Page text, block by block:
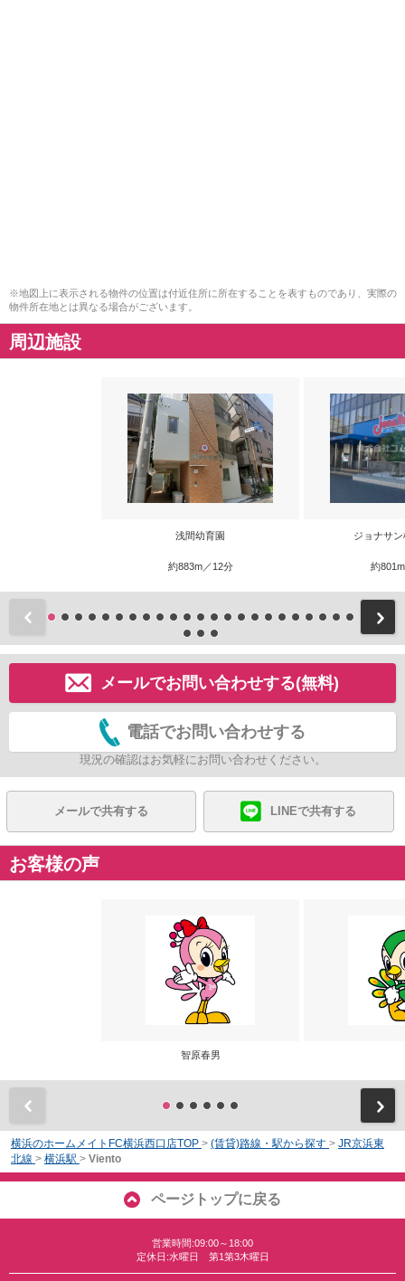
※地図上に表示される物件の位置は付近住所に所在することを表すものであり、実際の
物件所在地とは異なる場合がございます。
周辺施設
浅間幼育園
約883m／12分
ジョナサ
約
前
メールでお問い合わせする(無料)
電話でお問い合わせする
現況の確認はお気軽にお問い合わせください。
メールで共有する LINEで共有する
お客様の声
智原春男
横浜のホームメイトFC横浜西口店TOP > (賃貸)路線・駅から探す > JR京浜東
北線 > 横浜駅 > Viento
ページトップに戻る
営業時間:09:00～18:00
定休日:水曜日 第1第3木曜日